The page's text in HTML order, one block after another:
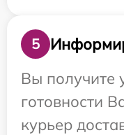
5
Вы получите
готовности
курьер